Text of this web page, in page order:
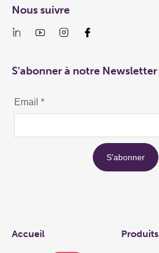
Links
Accueil Produits
Nous suivre
S'abonner à notre Newsletter